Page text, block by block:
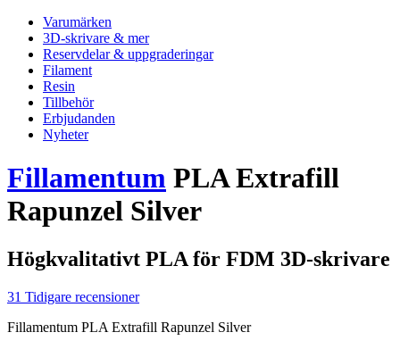
Varumärken
3D-skrivare & mer
Reservdelar & uppgraderingar
Filament
Resin
Tillbehör
Erbjudanden
Nyheter
Fillamentum PLA Extrafill
Rapunzel Silver
Högkvalitativt PLA för FDM 3D-skrivare
31 Tidigare recensioner
Fillamentum PLA Extrafill Rapunzel Silver